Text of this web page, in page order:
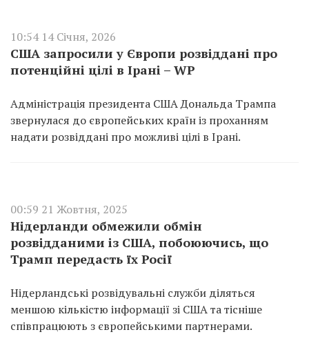
10:54 14 Січня, 2026
США запросили у Європи розвіддані про
потенційні цілі в Ірані – WP
Адміністрація президента США Дональда Трампа
звернулася до європейських країн із проханням
надати розвіддані про можливі цілі в Ірані.
00:59 21 Жовтня, 2025
Нідерланди обмежили обмін
розвідданими із США, побоюючись, що
Трамп передасть їх Росії
Нідерландські розвідувальні служби діляться
меншою кількістю інформації зі США та тісніше
співпрацюють з європейськими партнерами.